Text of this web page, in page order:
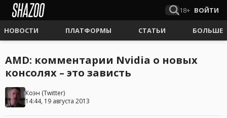
18+ ВОЙТИ
НОВОСТИ ПЛАТФОРМЫ СТАТЬИ БОЛЬШЕ
AMD: комментарии Nvidia о новых
консолях – это зависть
Коэн (Twitter)
14:44, 19 августа 2013